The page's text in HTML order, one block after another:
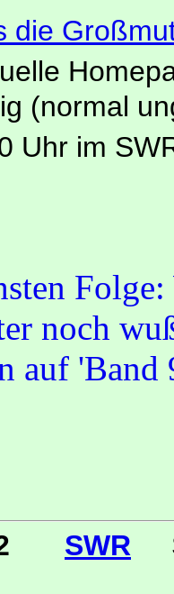
die
(normal
Uhr im
SWR